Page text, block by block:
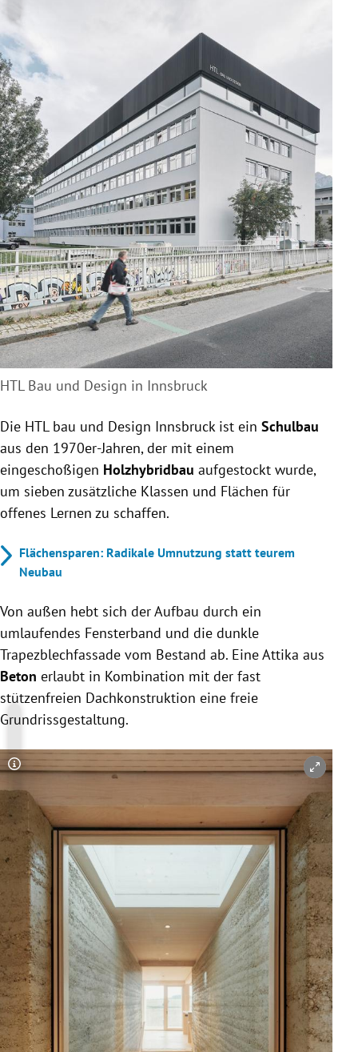
HTL Bau und Design in Innsbruck
Die HTL bau und Design Innsbruck ist ein Schulbau
aus den 1970er-Jahren, der mit einem
eingeschoßigen Holzhybridbau aufgestockt wurde,
um sieben zusätzliche Klassen und Flächen für
offenes Lernen zu schaffen.
Flächensparen: Radikale Umnutzung statt teurem
Neubau
Von außen hebt sich der Aufbau durch ein
umlaufendes Fensterband und die dunkle
Trapezblechfassade vom Bestand ab. Eine Attika aus
Beton erlaubt in Kombination mit der fast
stützenfreien Dachkonstruktion eine freie
Grundrissgestaltung.
Copyright-Hinweis öffnen/schließen